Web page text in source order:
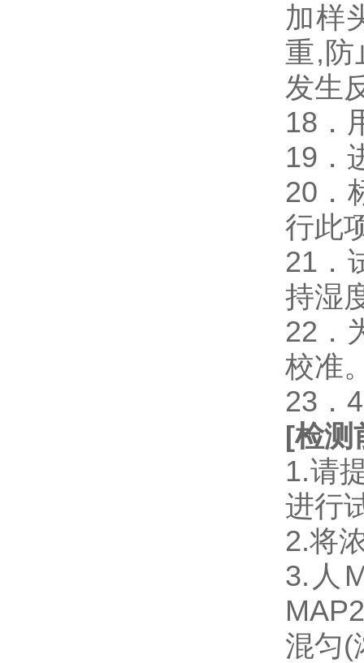
加样
重,防
发生
18．
19．
20．
行此
21．
持湿
22．
校准
23．
[检测
1.请
进行
2.将
3.人
混匀(